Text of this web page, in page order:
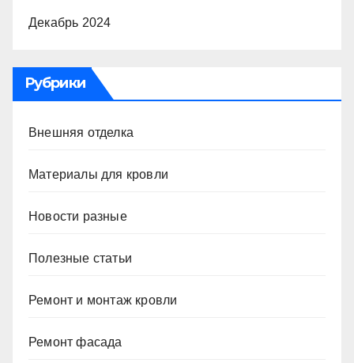
Декабрь 2024
Рубрики
Внешняя отделка
Материалы для кровли
Новости разные
Полезные статьи
Ремонт и монтаж кровли
Ремонт фасада